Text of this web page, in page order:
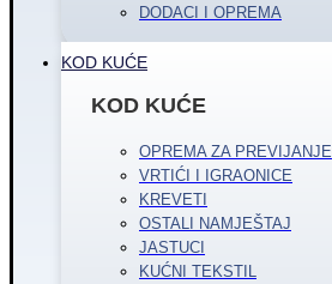
DODACI I OPREMA
KOD KUĆE
KOD KUĆE
OPREMA ZA PREVIJANJE
VRTIĆI I IGRAONICE
KREVETI
OSTALI NAMJEŠTAJ
JASTUCI
KUĆNI TEKSTIL